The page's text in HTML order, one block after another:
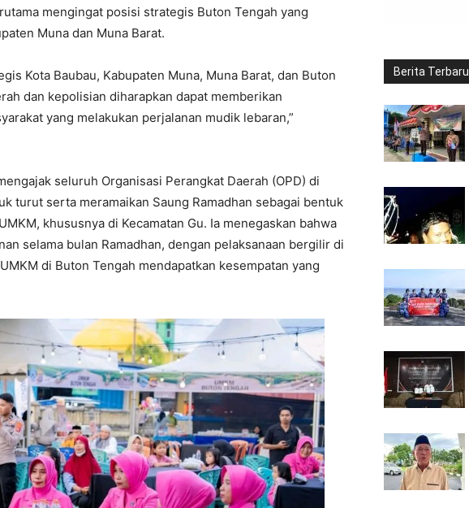
mengingat posisi strategis Buton Tengah yang
Muna dan Muna Barat.
Kota Baubau, Kabupaten Muna, Muna Barat, dan Buton
dan kepolisian diharapkan dapat memberikan
yang melakukan perjalanan mudik lebaran,”
seluruh Organisasi Perangkat Daerah (OPD) di
turut serta meramaikan Saung Ramadhan sebagai bentuk
khususnya di Kecamatan Gu. Ia menegaskan bahwa
selama bulan Ramadhan, dengan pelaksanaan bergilir di
di Buton Tengah mendapatkan kesempatan yang
Berita Terbaru